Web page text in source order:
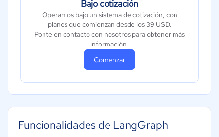
Bajo cotización
Operamos bajo un sistema de cotización, con
planes que comienzan desde los 39 USD.
Ponte en contacto con nosotros para obtener más
información.
Comenzar
Funcionalidades de LangGraph